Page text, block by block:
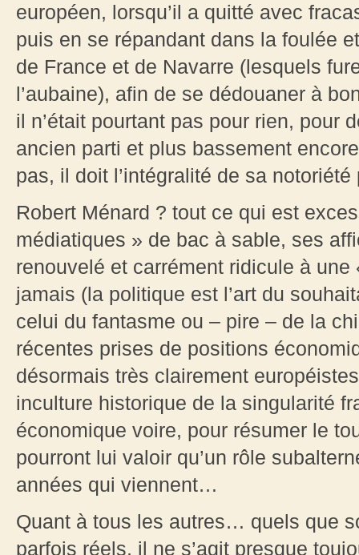
européen, lorsqu’il a quitté avec
puis en se répandant dans la foulée
de France et de Navarre (lesquels
l’aubaine), afin de se dédouaner à
il n’était pourtant pas pour rien, pour
ancien parti et plus bassement
pas, il doit l’intégralité de sa
Robert Ménard ? tout ce qui est
médiatiques » de bac à sable, ses
renouvelé et carrément ridicule à
jamais (la politique est l’art du
celui du fantasme ou – pire – de la
récentes prises de positions
désormais très clairement
inculture historique de la singularité
économique voire, pour résumer le
pourront lui valoir qu’un rôle
années qui viennent…
Quant à tous les autres… quels que
parfois réels, il ne s’agit presque